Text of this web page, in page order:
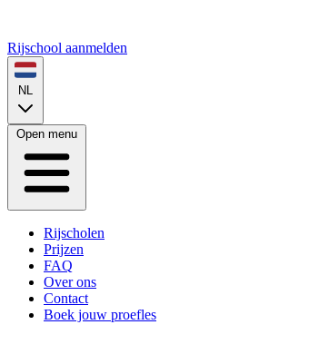
Rijschool aanmelden
NL
Open menu
Rijscholen
Prijzen
FAQ
Over ons
Contact
Boek jouw proefles